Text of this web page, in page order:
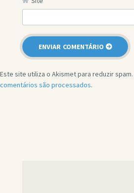
Este site utiliza o Akismet para reduzir spam.
comentários são processados.